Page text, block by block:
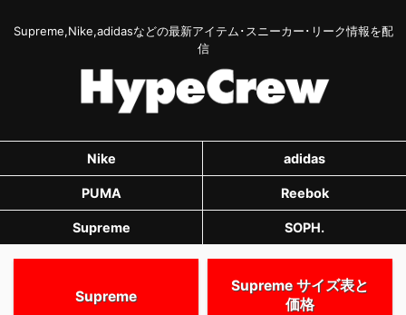
Supreme,Nike,adidasなどの最新アイテム･スニーカー･リーク情報を配
信
Nike adidas
PUMA Reebok
Supreme SOPH.
Supreme
Supreme サイズ表と
価格